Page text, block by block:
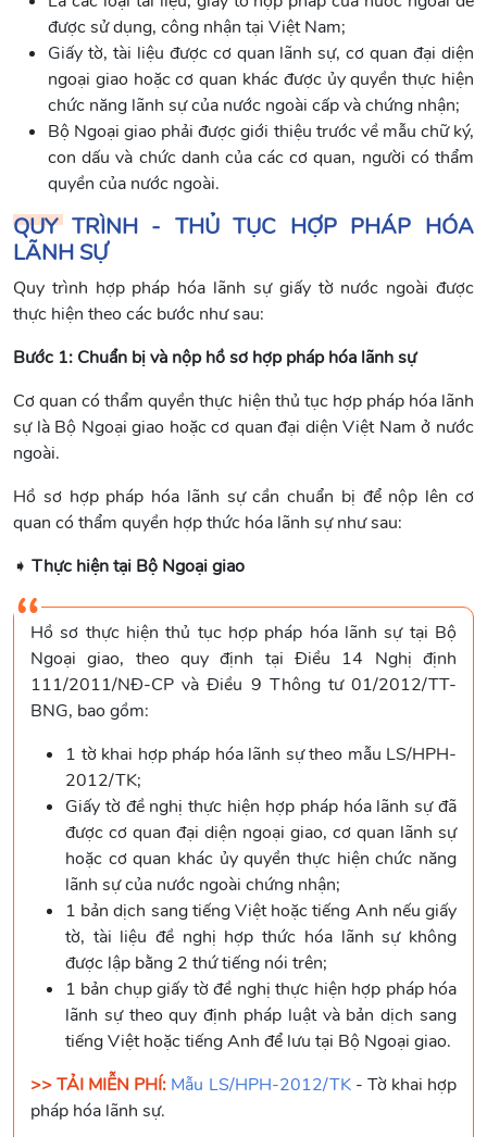
được sử dụng, công nhận tại Việt Nam;
Giấy tờ, tài liệu được cơ quan lãnh sự, cơ quan đại diện
ngoại giao hoặc cơ quan khác được ủy quyền thực hiện
chức năng lãnh sự của nước ngoài cấp và chứng nhận;
Bộ Ngoại giao phải được giới thiệu trước về mẫu chữ ký,
con dấu và chức danh của các cơ quan, người có thẩm
quyền của nước ngoài.
QUY TRÌNH - THỦ TỤC HỢP PHÁP HÓA
LÃNH SỰ
Quy trình hợp pháp hóa lãnh sự giấy tờ nước ngoài được
thực hiện theo các bước như sau:
Bước 1: Chuẩn bị và nộp hồ sơ hợp pháp hóa lãnh sự
Cơ quan có thẩm quyền thực hiện thủ tục hợp pháp hóa lãnh
sự là Bộ Ngoại giao hoặc cơ quan đại diện Việt Nam ở nước
ngoài.
Hồ sơ hợp pháp hóa lãnh sự cần chuẩn bị để nộp lên cơ
quan có thẩm quyền hợp thức hóa lãnh sự như sau:
➧ Thực hiện tại Bộ Ngoại giao
Hồ sơ thực hiện thủ tục hợp pháp hóa lãnh sự tại Bộ
Ngoại giao, theo quy định tại Điều 14 Nghị định
111/2011/NĐ-CP và Điều 9 Thông tư 01/2012/TT-
BNG, bao gồm:
1 tờ khai hợp pháp hóa lãnh sự theo mẫu LS/HPH-
2012/TK;
Giấy tờ đề nghị thực hiện hợp pháp hóa lãnh sự đã
được cơ quan đại diện ngoại giao, cơ quan lãnh sự
hoặc cơ quan khác ủy quyền thực hiện chức năng
lãnh sự của nước ngoài chứng nhận;
1 bản dịch sang tiếng Việt hoặc tiếng Anh nếu giấy
tờ, tài liệu đề nghị hợp thức hóa lãnh sự không
được lập bằng 2 thứ tiếng nói trên;
1 bản chụp giấy tờ đề nghị thực hiện hợp pháp hóa
lãnh sự theo quy định pháp luật và bản dịch sang
tiếng Việt hoặc tiếng Anh để lưu tại Bộ Ngoại giao.
>> TẢI MIỄN PHÍ: Mẫu LS/HPH-2012/TK- Tờ khai hợp
pháp hóa lãnh sự.